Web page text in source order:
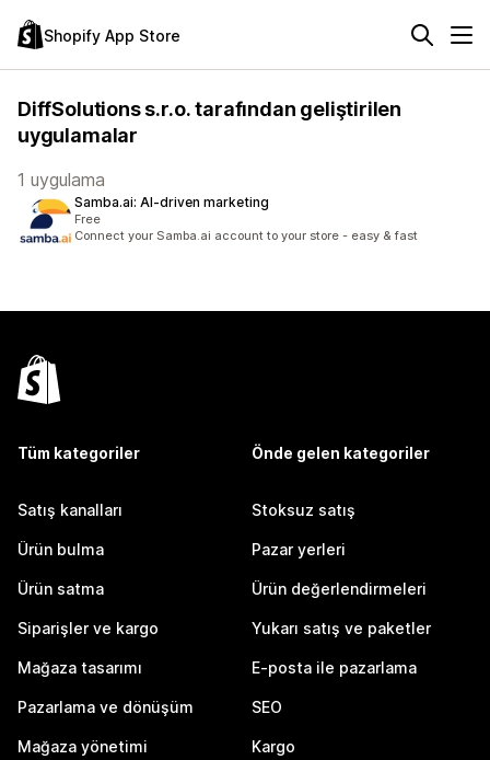
Shopify App Store
DiffSolutions s.r.o. tarafından geliştirilen
uygulamalar
1 uygulama
Samba.ai: AI‑driven marketing
Free
Connect your Samba.ai account to your store - easy & fast
Tüm kategoriler
Satış kanalları
Ürün bulma
Ürün satma
Siparişler ve kargo
Mağaza tasarımı
Pazarlama ve dönüşüm
Mağaza yönetimi
Önde gelen kategoriler
Stoksuz satış
Pazar yerleri
Ürün değerlendirmeleri
Yukarı satış ve paketler
E-posta ile pazarlama
SEO
Kargo